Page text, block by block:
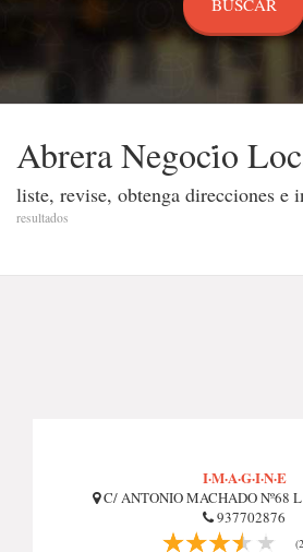
Abrera Negoci̇o
liste, revise, obtenga direcciones e
resultados
I·M·A·G·I·N·E
C/ ANTONIO MACHADO Nº68
937702876